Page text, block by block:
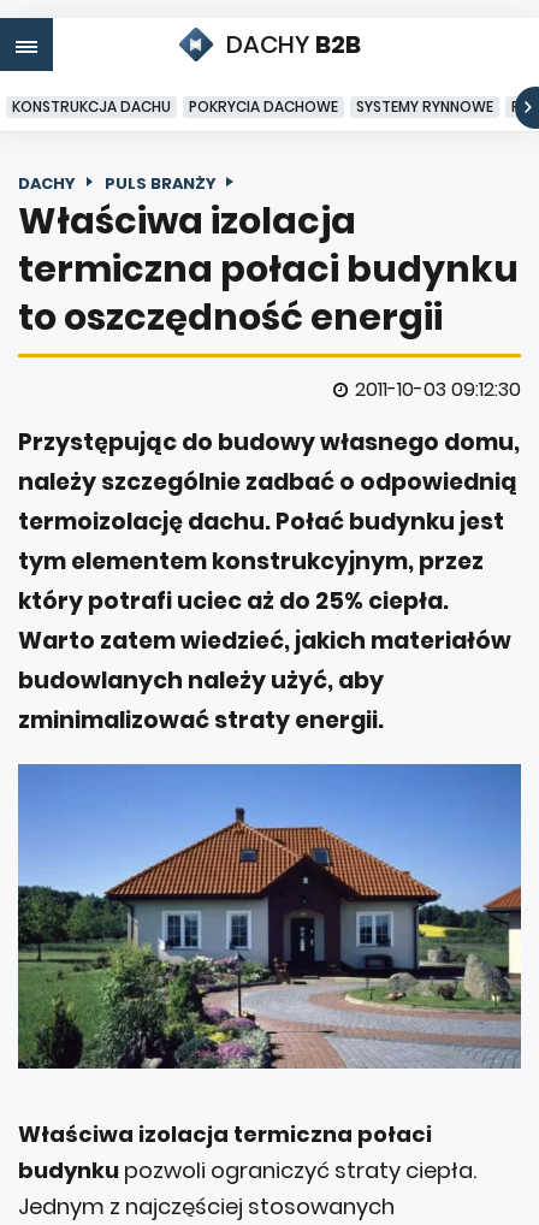
DACHY B2B
KONSTRUKCJA DACHU POKRYCIA DACHOWE SYSTEMY RYNNOWE
DACHY PULS BRANŻY
Właściwa izolacja
termiczna połaci budynku
to oszczędność energii
2011-10-03 09:12:30
Przystępując do budowy własnego domu,
należy szczególnie zadbać o odpowiednią
termoizolację dachu. Połać budynku jest
tym elementem konstrukcyjnym, przez
który potrafi uciec aż do 25% ciepła.
Warto zatem wiedzieć, jakich materiałów
budowlanych należy użyć, aby
zminimalizować straty energii.
Właściwa izolacja termiczna połaci
budynku pozwoli ograniczyć straty ciepła.
Jednym z najczęściej stosowanych